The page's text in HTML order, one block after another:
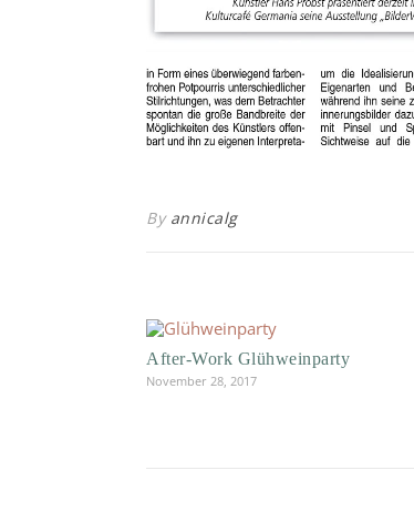
By annicalg
After-Work Glühweinparty
November 28, 2017